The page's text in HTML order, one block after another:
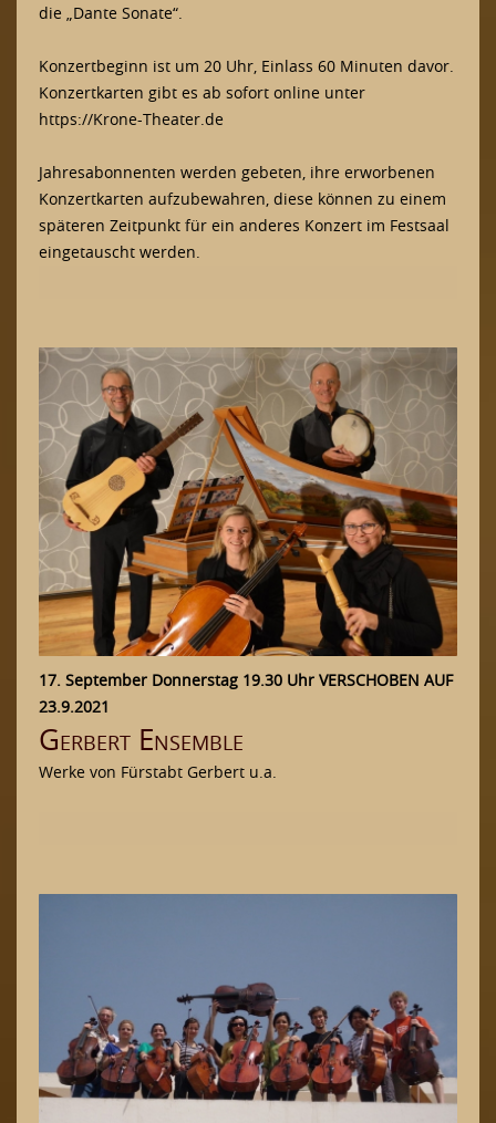
die „Dante Sonate“.
Konzertbeginn ist um 20 Uhr, Einlass 60 Minuten davor.
Konzertkarten gibt es ab sofort online unter
https://Krone-Theater.de
Jahresabonnenten werden gebeten, ihre erworbenen
Konzertkarten aufzubewahren, diese können zu einem
späteren Zeitpunkt für ein anderes Konzert im Festsaal
eingetauscht werden.
17. September Donnerstag 19.30 Uhr VERSCHOBEN AUF
23.9.2021
Gerbert Ensemble
Werke von Fürstabt Gerbert u.a.